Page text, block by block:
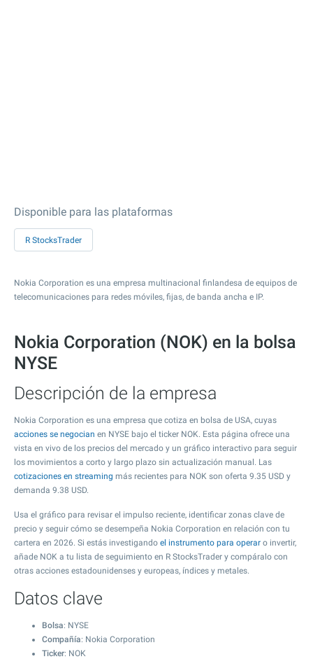
Disponible para las plataformas
R StocksTrader
Nokia Corporation es una empresa multinacional finlandesa de equipos de
telecomunicaciones para redes móviles, fijas, de banda ancha e IP.
Nokia Corporation (NOK) en la bolsa
NYSE
Descripción de la empresa
Nokia Corporation es una empresa que cotiza en bolsa de USA, cuyas
acciones se negocian en NYSE bajo el ticker NOK. Esta página ofrece una
vista en vivo de los precios del mercado y un gráfico interactivo para seguir
los movimientos a corto y largo plazo sin actualización manual. Las
cotizaciones en streaming más recientes para NOK son oferta 9.35 USD y
demanda 9.38 USD.
Usa el gráfico para revisar el impulso reciente, identificar zonas clave de
precio y seguir cómo se desempeña Nokia Corporation en relación con tu
cartera en 2026. Si estás investigando el instrumento para operar o invertir,
añade NOK a tu lista de seguimiento en R StocksTrader y compáralo con
otras acciones estadounidenses y europeas, índices y metales.
Datos clave
Bolsa: NYSE
Compañía: Nokia Corporation
Ticker: NOK